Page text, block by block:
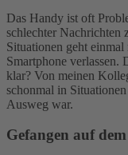
Das Handy ist oft
schlechter Nachrichten
Situationen geht
Smartphone
klar? Von meinen
schonmal in
Ausweg war.
Gefangen auf